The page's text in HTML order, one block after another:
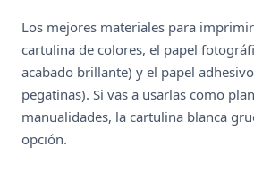
Los mejores materiales para
cartulina de colores, el papel
acabado brillante) y el papel
pegatinas). Si vas a usarlas como
manualidades, la cartulina blanca
opción.